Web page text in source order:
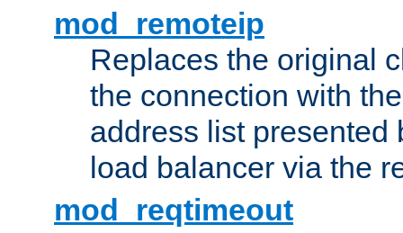
mod_remoteip
Replaces the original
the connection with
address list presented
load balancer via the
mod_reqtimeout